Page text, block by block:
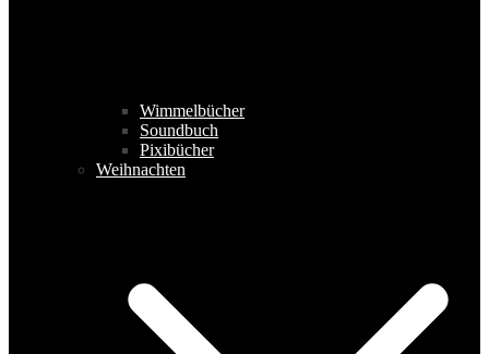
Wimmelbücher
Soundbuch
Pixibücher
Weihnachten